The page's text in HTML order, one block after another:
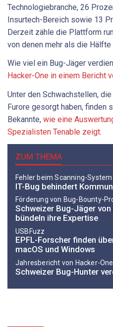
Technologiebranche, 26
Insurtech-Bereich sowie 13
Derzeit zähle die Plattform
von denen mehr als die Hälfte
Wie viel ein Bug-Jäger
Hacker-One in einem Bericht
Unter den Schwachstellen,
Furore gesorgt haben, finden
Bekannte, wie eine
Spezialisten Tenable zeigt.
ZUM THEMA
Fehler beim Scanning-System
IT-Bug behindert
Förderung von Bug-Bounty-
Schweizer Bug-Jäger
bündeln ihre Expertise
USBFuzz
EPFL-Forscher finden
macOS und Windows
Jahresbericht von Hacker-One
Schweizer Bug-Hunter